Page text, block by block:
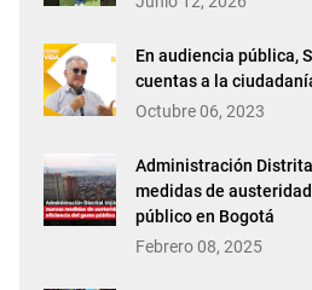
En audiencia pública,
cuentas a la
Octubre 06, 2023
Administración
medidas de
público en Bogotá
Febrero 08, 2025